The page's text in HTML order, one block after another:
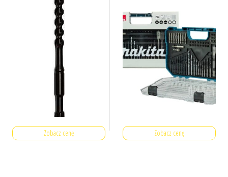
Zobacz cenę Zobacz cenę